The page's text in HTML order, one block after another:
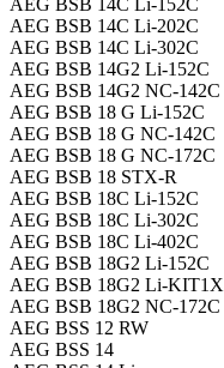
AEG BSB 14C Li-152C
AEG BSB 14C Li-202C
AEG BSB 14C Li-302C
AEG BSB 14G2 Li-152C
AEG BSB 14G2 NC-142C
AEG BSB 18 G Li-152C
AEG BSB 18 G NC-142C
AEG BSB 18 G NC-172C
AEG BSB 18 STX-R
AEG BSB 18C Li-152C
AEG BSB 18C Li-302C
AEG BSB 18C Li-402C
AEG BSB 18G2 Li-152C
AEG BSB 18G2 Li-KIT1X
AEG BSB 18G2 NC-172C
AEG BSS 12 RW
AEG BSS 14